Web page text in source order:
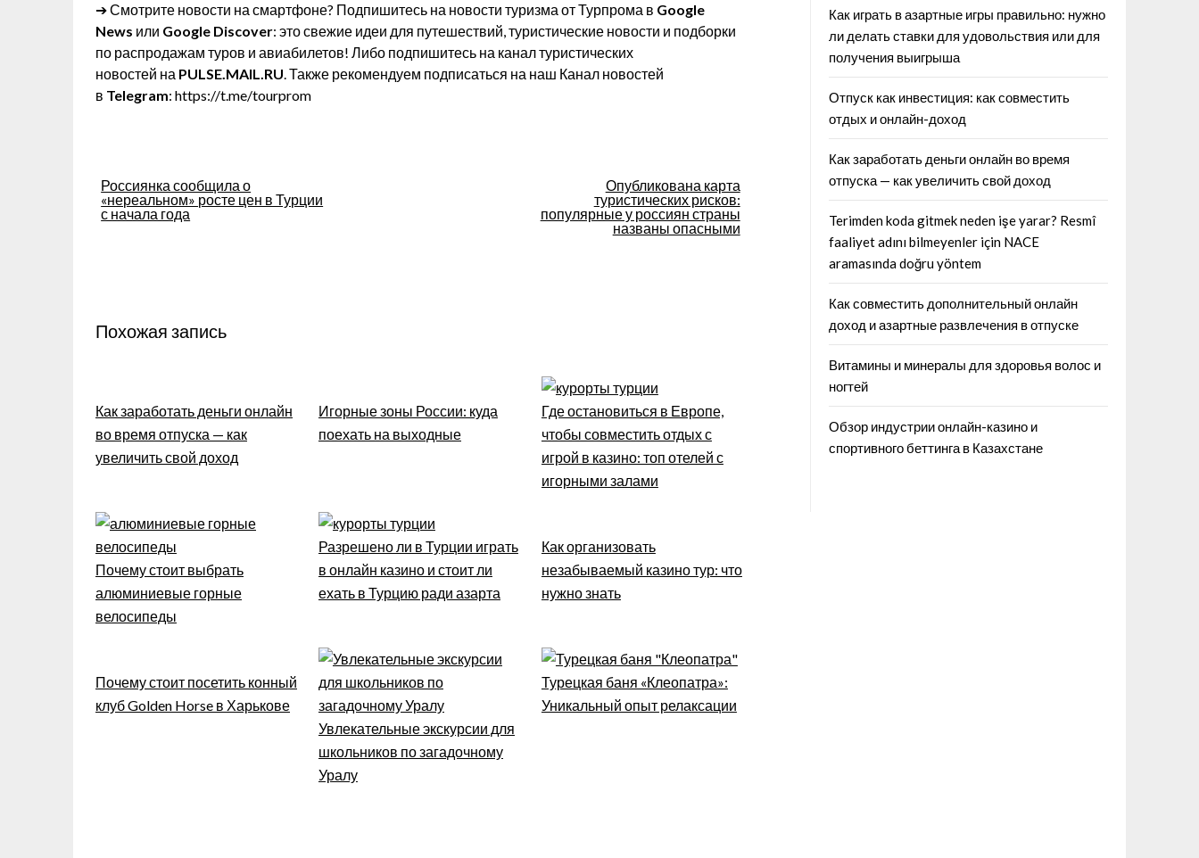
➔ Смотрите новости на смартфоне? Подпишитесь на новости туризма от Турпрома в Google
News или Google Discover: это свежие идеи для путешествий, туристические новости и подборки
по распродажам туров и авиабилетов! Либо подпишитесь на канал туристических
новостей на PULSE.MAIL.RU. Также рекомендуем подписаться на наш Канал новостей
в Telegram: https://t.me/tourprom
Россиянка сообщила о
«нереальном» росте цен в Турции
с начала года
Опубликована карта
туристических рисков:
популярные у россиян страны
названы опасными
Похожая запись
Как заработать деньги онлайн
во время отпуска — как
увеличить свой доход
Игорные зоны России: куда
поехать на выходные
Где остановиться в Европе,
чтобы совместить отдых с
игрой в казино: топ отелей с
игорными залами
Почему стоит выбрать
алюминиевые горные
велосипеды
Разрешено ли в Турции играть
в онлайн казино и стоит ли
ехать в Турцию ради азарта
Как организовать
незабываемый казино тур: что
нужно знать
Почему стоит посетить конный
клуб Golden Horse в Харькове
Увлекательные экскурсии для
школьников по загадочному
Уралу
Турецкая баня «Клеопатра»:
Уникальный опыт релаксации
Как играть в азартные игры правильно: нужно
ли делать ставки для удовольствия или для
получения выигрыша
Отпуск как инвестиция: как совместить
отдых и онлайн-доход
Как заработать деньги онлайн во время
отпуска — как увеличить свой доход
Terimden koda gitmek neden işe yarar? Resmî
faaliyet adını bilmeyenler için NACE
aramasında doğru yöntem
Как совместить дополнительный онлайн
доход и азартные развлечения в отпуске
Витамины и минералы для здоровья волос и
ногтей
Обзор индустрии онлайн-казино и
спортивного беттинга в Казахстане